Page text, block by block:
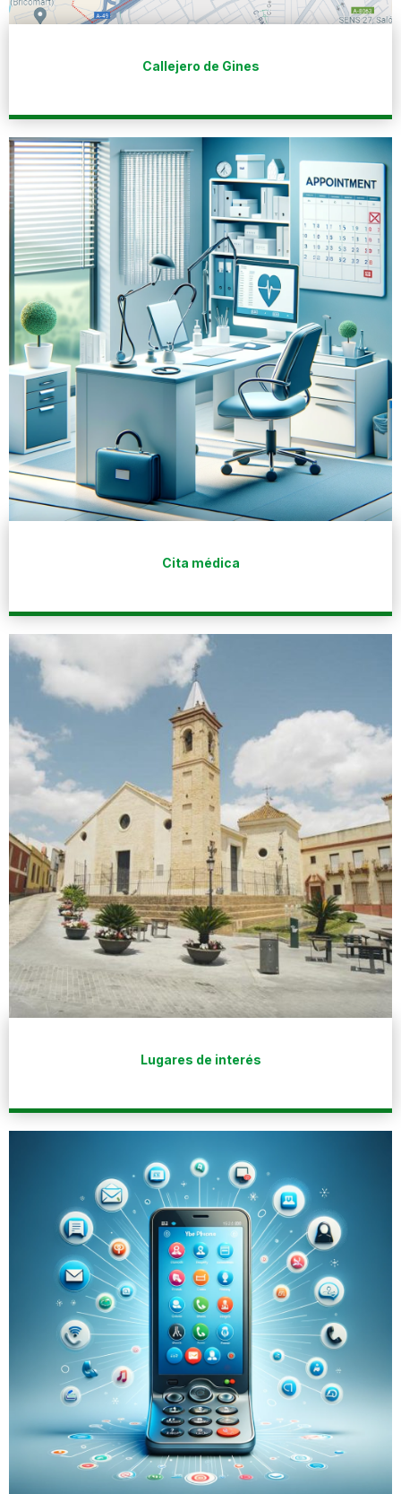
Callejero de Gines
Cita médica
Lugares de interés